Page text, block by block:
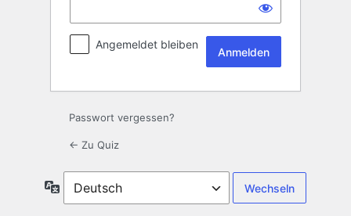
Angemeldet bleiben
Passwort vergessen?
← Zu Quiz
Sprache